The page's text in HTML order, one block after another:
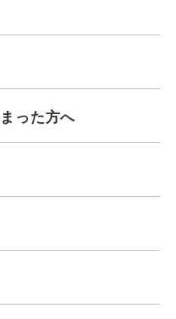
った方へ